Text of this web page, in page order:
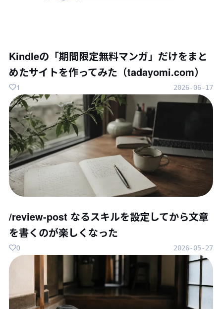
Kindleの「期間限定無料マンガ」だけをまと
めたサイトを作ってみた（tadayomi.com）
2026-06-17
1
/review-post なるスキルを設定してから文章
を書くのが楽しくなった
2026-05-27
0